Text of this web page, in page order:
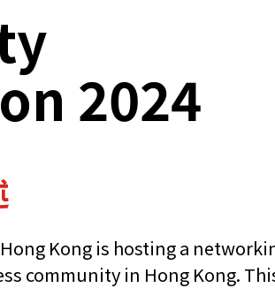
2024
Kong is hosting a
community in Hong Kong.